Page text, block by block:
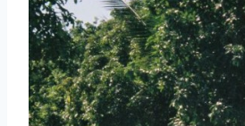
取消